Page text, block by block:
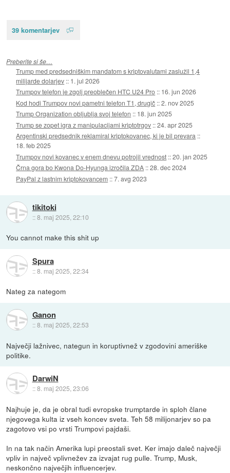
39 komentarjev
Preberite si še…
Trump med predsedniškim mandatom s kriptovalutami zaslužil 1,4
milijarde dolarjev :: 1. jul 2026
Trumpov telefon je zgolj preoblečen HTC U24 Pro :: 16. jun 2026
Kod hodi Trumpov novi pametni telefon T1, drugič ::2. nov 2025
Trump Organization obljublja svoj telefon :: 18. jun 2025
Trump se zopet igra z manipulacijami kriptotrgov ::24. apr 2025
Argentinski predsednik reklamiral kriptokovanec, ki je bil prevara ::
18. feb 2025
Trumpov novi kovanec v enem dnevu potrojil vrednost ::20. jan 2025
Črna gora bo Kwona Do-Hyunga izročila ZDA ::28. dec 2024
PayPal z lastnim kriptokovancem ::7. avg 2023
tikitoki
::8. maj 2025, 22:10
You cannot make this shit up
Spura
::8. maj 2025, 22:34
Nateg za nategom
Ganon
::8. maj 2025, 22:53
Največji lažnivec, nategun in koruptivnež v zgodovini ameriške
politike.
DarwiN
::8. maj 2025, 23:06
Najhuje je, da je obral tudi evropske trumptarde in sploh člane
njegovega kulta iz vseh koncev sveta. Teh 58 milijonarjev so pa
zagotovo vsi po vrsti Trumpovi pajdaši.
In na tak način Amerika lupi preostali svet. Ker imajo daleč največji
vpliv in največ vplivnežev za izvajat rug pulle. Trump, Musk,
neskončno največjih influencerjev.